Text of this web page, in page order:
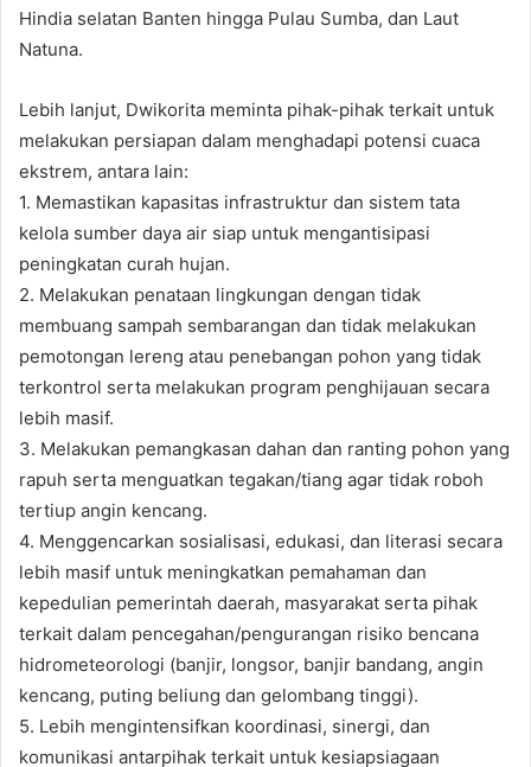
Hindia selatan Banten hingga Pulau Sumba, dan Laut
Natuna.
Lebih lanjut, Dwikorita meminta pihak-pihak terkait untuk
melakukan persiapan dalam menghadapi potensi cuaca
ekstrem, antara lain:
1. Memastikan kapasitas infrastruktur dan sistem tata
kelola sumber daya air siap untuk mengantisipasi
peningkatan curah hujan.
2. Melakukan penataan lingkungan dengan tidak
membuang sampah sembarangan dan tidak melakukan
pemotongan lereng atau penebangan pohon yang tidak
terkontrol serta melakukan program penghijauan secara
lebih masif.
3. Melakukan pemangkasan dahan dan ranting pohon yang
rapuh serta menguatkan tegakan/tiang agar tidak roboh
tertiup angin kencang.
4. Menggencarkan sosialisasi, edukasi, dan literasi secara
lebih masif untuk meningkatkan pemahaman dan
kepedulian pemerintah daerah, masyarakat serta pihak
terkait dalam pencegahan/pengurangan risiko bencana
hidrometeorologi (banjir, longsor, banjir bandang, angin
kencang, puting beliung dan gelombang tinggi).
5. Lebih mengintensifkan koordinasi, sinergi, dan
komunikasi antarpihak terkait untuk kesiapsiagaan